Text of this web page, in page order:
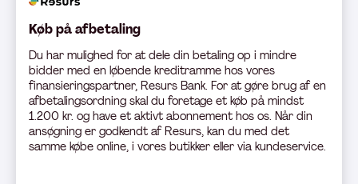
Køb på afbetaling
Du har mulighed for at dele din betaling op i mindre
bidder med en løbende kreditramme hos vores
finansieringspartner, Resurs Bank. For at gøre brug af en
afbetalingsordning skal du foretage et køb på mindst
1.200 kr. og have et aktivt abonnement hos os. Når din
ansøgning er godkendt af Resurs, kan du med det
samme købe online, i vores butikker eller via kundeservice.